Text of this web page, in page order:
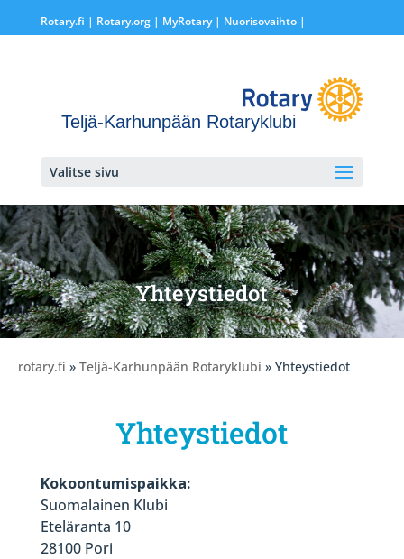
Rotary.fi | Rotary.org| MyRotary | Nuorisovaihto|
Teljä-Karhunpään Rotaryklubi
Valitse sivu
Yhteystiedot
rotary.fi » Teljä-Karhunpään Rotaryklubi » Yhteystiedot
Yhteystiedot
Kokoontumispaikka:
Suomalainen Klubi
Eteläranta 10
28100 Pori